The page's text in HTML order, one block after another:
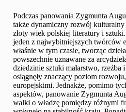
Podczas panowania Zygmunta
także dynamiczny rozwój
złoty wiek polskiej literatury i
jeden z najwybitniejszych twórców
właśnie w tym czasie, tworząc
powszechnie uznawane za
dziedzinie sztuki malarstwo, rzeźba
osiągnęły znaczący poziom
europejskimi. Jednakże, pomimo
aspektów, panowanie Zygmunta
walki o władzę pomiędzy różnymi